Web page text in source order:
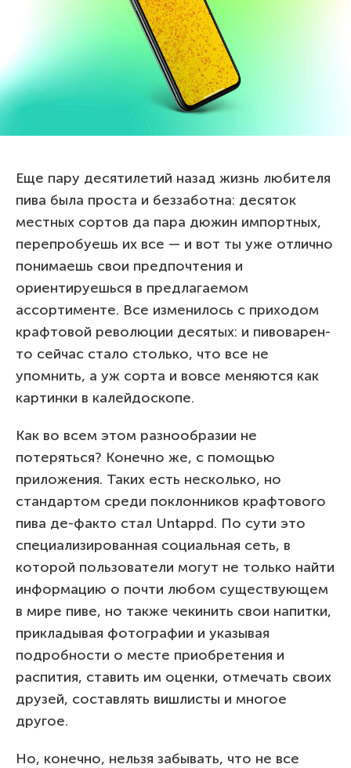
Еще пару десятилетий назад жизнь любителя
пива была проста и беззаботна: десяток
местных сортов да пара дюжин импортных,
перепробуешь их все — и вот ты уже отлично
понимаешь свои предпочтения и
ориентируешься в предлагаемом
ассортименте. Все изменилось с приходом
крафтовой революции десятых: и пивоварен-
то сейчас стало столько, что все не
упомнить, а уж сорта и вовсе меняются как
картинки в калейдоскопе.
Как во всем этом разнообразии не
потеряться? Конечно же, с помощью
приложения. Таких есть несколько, но
стандартом среди поклонников крафтового
пива де-факто стал Untappd. По сути это
специализированная социальная сеть, в
которой пользователи могут не только найти
информацию о почти любом существующем
в мире пиве, но также чекинить свои напитки,
прикладывая фотографии и указывая
подробности о месте приобретения и
распития, ставить им оценки, отмечать своих
друзей, составлять вишлисты и многое
другое.
Но, конечно, нельзя забывать, что не все